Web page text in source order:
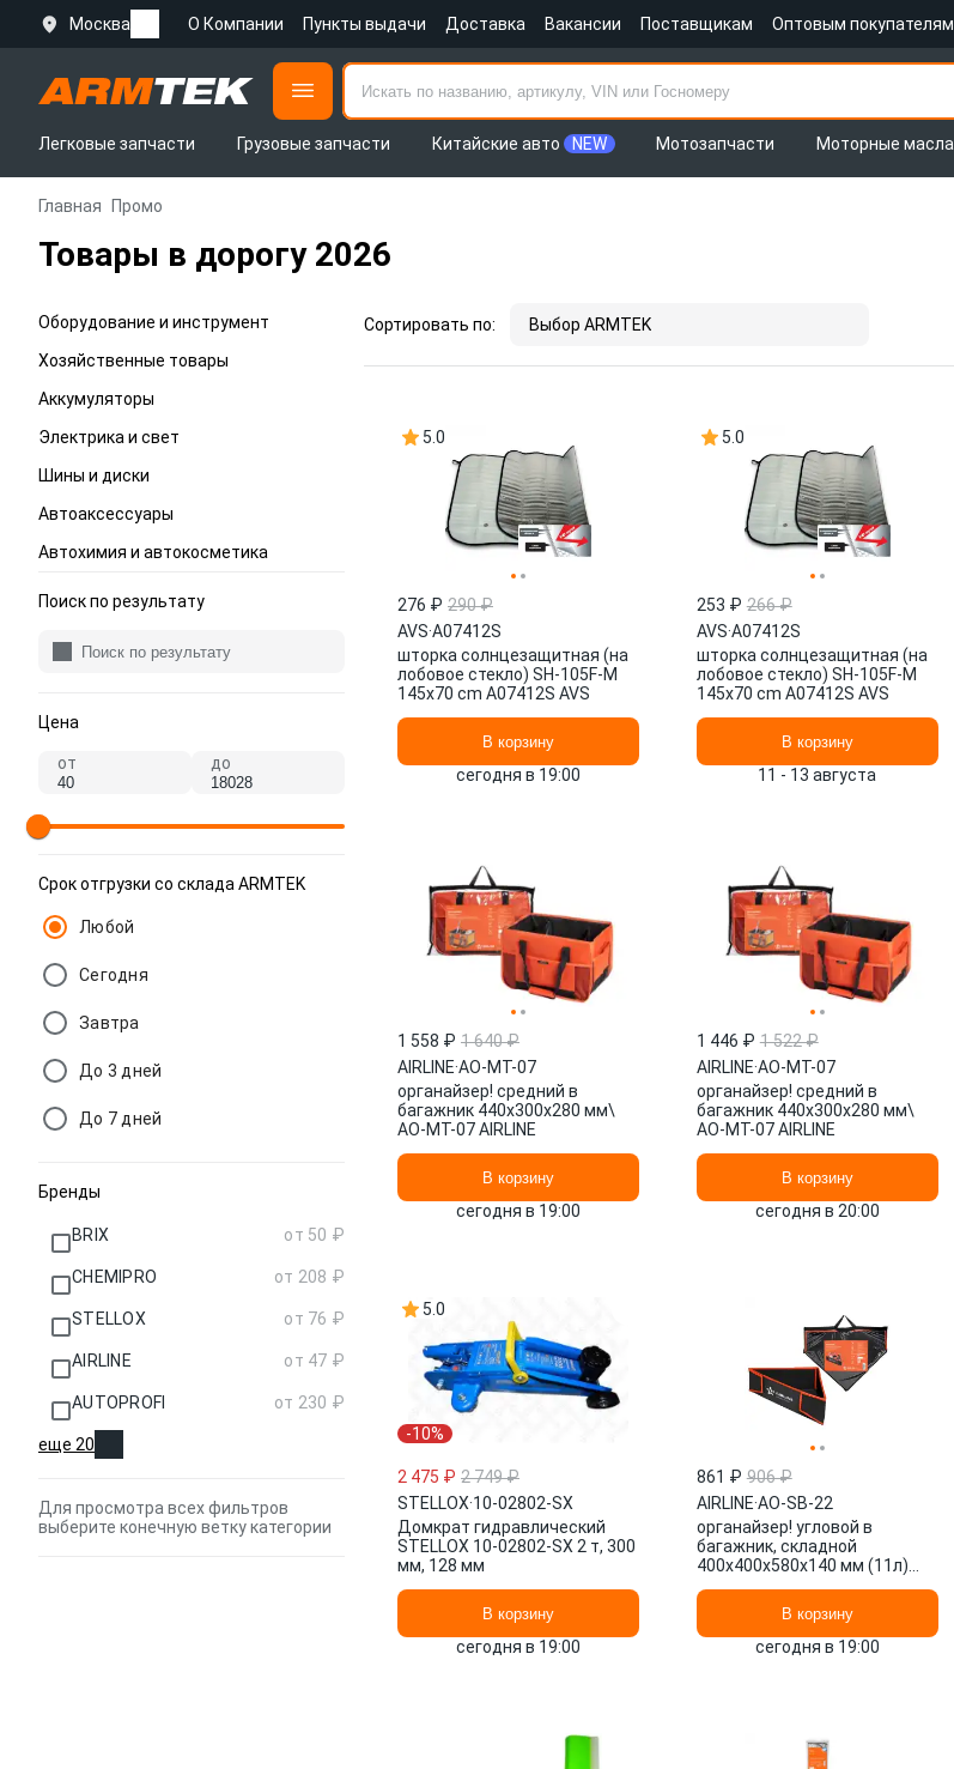
Москва О Компании Пункты выдачи Доставка Вакансии Поставщикам Оптовым покупателям
Легковые запчасти
Грузовые запчасти Китайские авто NEW Мотозапчасти Моторные масла
Главная Промо
Товары в дорогу 2026
Оборудование и инструмент
Хозяйственные товары
Аккумуляторы
Электрика и свет
Шины и диски
Автоаксессуары
Автохимия и автокосметика
Поиск по результату
Цена
от до
Срок отгрузки со склада ARMTEK
Любой
Сегодня
Завтра
До 3 дней
До 7 дней
Бренды
BRIX от 50 ₽
CHEMIPRO от 208 ₽
STELLOX от 76 ₽
AIRLINE от 47 ₽
AUTOPROFI от 230 ₽
еще 20
Для просмотра всех фильтров
выберите конечную ветку категории
Сортировать по: Выбор ARMTEK
5.0
276 ₽ 290 ₽
AVS·A07412S
шторка солнцезащитная (на
лобовое стекло) SH-105F-M
145x70 cm A07412S AVS
В корзину
сегодня в 19:00
5.0
253 ₽ 266 ₽
AVS·A07412S
шторка солнцезащитная (на
лобовое стекло) SH-105F-M
145x70 cm A07412S AVS
В корзину
11 - 13 августа
1 558 ₽ 1 640 ₽
AIRLINE·AO-MT-07
органайзер! средний в
багажник 440x300x280 мм\
AO-MT-07 AIRLINE
В корзину
сегодня в 19:00
1 446 ₽ 1 522 ₽
AIRLINE·AO-MT-07
органайзер! средний в
багажник 440x300x280 мм\
AO-MT-07 AIRLINE
В корзину
сегодня в 20:00
5.0
-10%
2 475 ₽ 2 749 ₽
STELLOX·10-02802-SX
Домкрат гидравлический
STELLOX 10-02802-SX 2 т, 300
мм, 128 мм
В корзину
сегодня в 19:00
861 ₽ 906 ₽
AIRLINE·AO-SB-22
органайзер! угловой в
багажник, складной
400x400x580x140 мм (11л)
AO-SB-22 AIRLINE
В корзину
сегодня в 19:00